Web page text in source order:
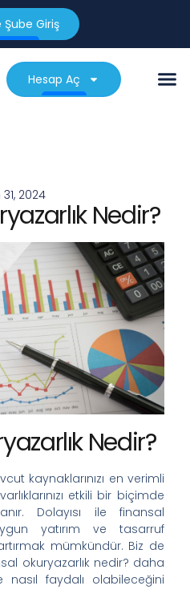
Giriş
Hesap Aç
31, 2024
Nedir?
Nedir?
kaynaklarınızı en verimli
etkili bir biçimde
Dolayısı ile finansal
yatırım ve tasarruf
mümkündür. Biz de
okuryazarlık nedir? daha
nasıl faydalı olabileceğini